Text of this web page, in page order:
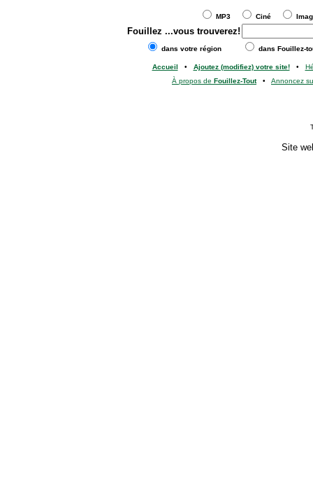
MP3 Ciné
Fouillez ...vous trouverez!
dans votre région dans Fouillez-
Accueil • Ajoutez (modifiez) votre site!•
À propos de Fouillez-Tout• Annoncez
Site